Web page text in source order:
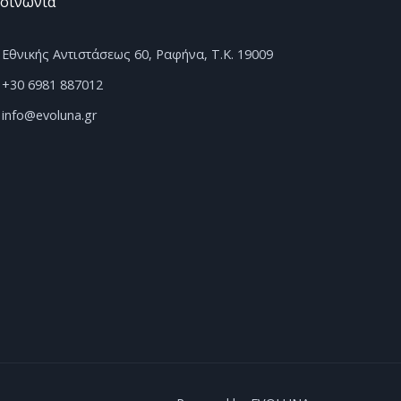
Εθνικής Αντιστάσεως 60, Ραφήνα, Τ.Κ. 19009
+30 6981 887012
info@evoluna.gr